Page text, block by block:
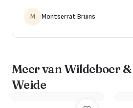
M Montserrat Bruins
Meer van Wildeboer
Weide